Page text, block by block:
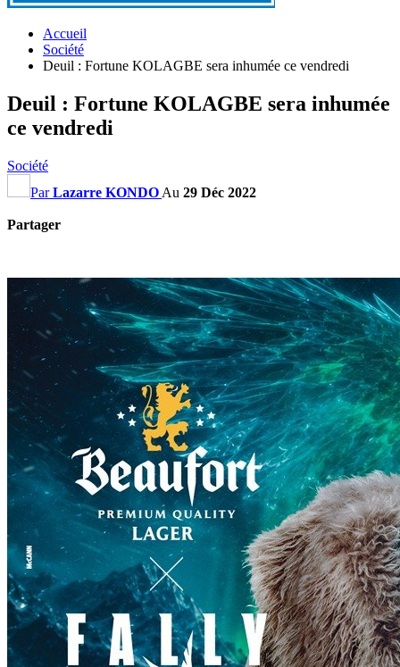
Accueil
Société
Deuil : Fortune KOLAGBE sera inhumée ce vendredi
Deuil : Fortune KOLAGBE sera inhumée
ce vendredi
Société
ParLazarre KONDO Au 29 Déc 2022
Partager